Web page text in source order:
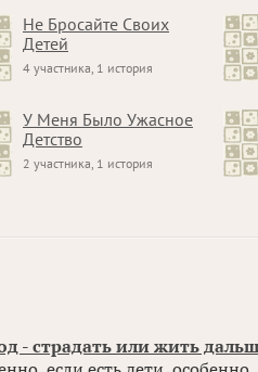
Не Бросайте Своих
Детей
4 участника, 1 история
У Меня Было Ужасное
Детство
2 участника, 1 история
- страдать или жить